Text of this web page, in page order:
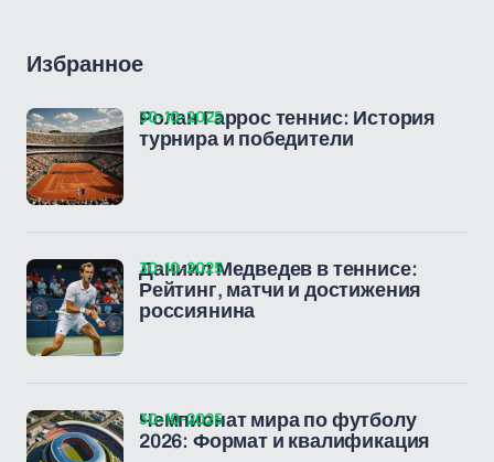
Избранное
Ролан Гаррос теннис: История
турнира и победители
30-10-2025
Даниил Медведев в теннисе:
Рейтинг, матчи и достижения
россиянина
30-10-2025
Чемпионат мира по футболу
2026: Формат и квалификация
30-10-2025